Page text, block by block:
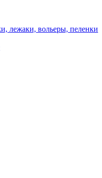
лежаки, вольеры, пеленки